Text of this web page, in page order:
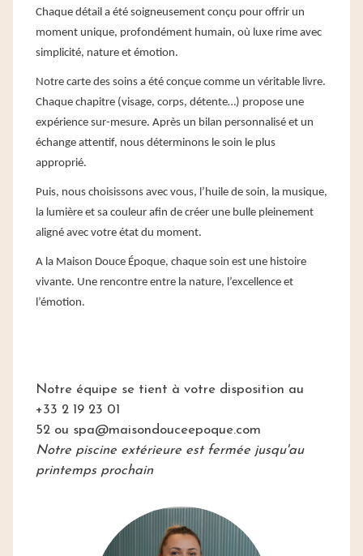
Chaque détail a été soigneusement conçu pour offrir un
moment unique, profondément humain, où luxe rime avec
simplicité, nature et émotion.
Notre carte des soins a été conçue comme un véritable livre.
Chaque chapitre (visage, corps, détente…) propose une
expérience sur-mesure. Après un bilan personnalisé et un
échange attentif, nous déterminons le soin le plus
approprié.
Puis, nous choisissons avec vous, l’huile de soin, la musique,
la lumière et sa couleur afin de créer une bulle pleinement
aligné avec votre état du moment.
A la Maison Douce Époque, chaque soin est une histoire
vivante. Une rencontre entre la nature, l’excellence et
l’émotion.
Notre équipe se tient à votre disposition au
+33 2 19 23 01
52 ou spa@maisondouceepoque.com
Notre piscine extérieure est fermée jusqu'au
printemps prochain